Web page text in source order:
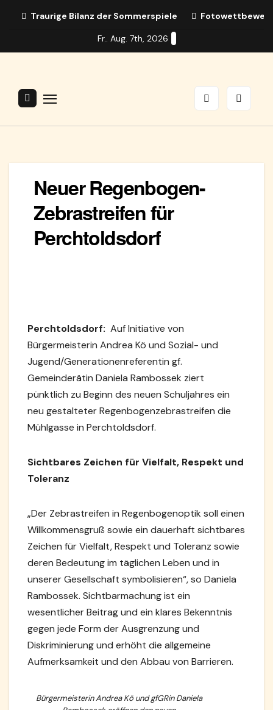
Traurige Bilanz der Sommerspiele
Fr.. Aug. 7th, 2026
Neuer Regenbogen-
Zebrastreifen für
Perchtoldsdorf
Perchtoldsdorf: Auf Initiative von
Bürgermeisterin Andrea Kö und Sozial- und
Jugend/Generationenreferentin gf.
Gemeinderätin Daniela Rambossek ziert
pünktlich zu Beginn des neuen Schuljahres ein
neu gestalteter Regenbogenzebrastreifen die
Mühlgasse in Perchtoldsdorf.
Sichtbares Zeichen für Vielfalt, Respekt und
Toleranz
„Der Zebrastreifen in Regenbogenoptik soll einen
Willkommensgruß sowie ein dauerhaft sichtbares
Zeichen für Vielfalt, Respekt und Toleranz sowie
deren Bedeutung im täglichen Leben und in
unserer Gesellschaft symbolisieren“, so Daniela
Rambossek. Sichtbarmachung ist ein
wesentlicher Beitrag und ein klares Bekenntnis
gegen jede Form der Ausgrenzung und
Diskriminierung und erhöht die allgemeine
Aufmerksamkeit und den Abbau von Barrieren.
Bürgermeisterin Andrea Kö und gfGRin Daniela